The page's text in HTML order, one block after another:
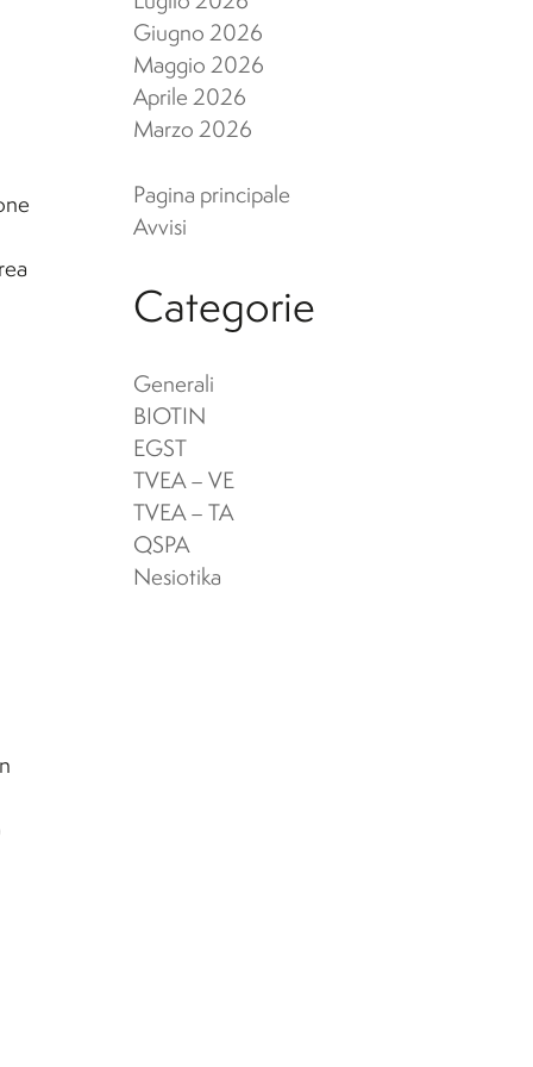
di Specializzazione in
Archeologici
Giugno 2026
Maggio 2026
Aprile 2026
Marzo 2026
Pagina principale
Avvisi
Categorie
Generali
BIOTIN
EGST
TVEA – VE
TVEA – TA
QSPA
Nesiotika